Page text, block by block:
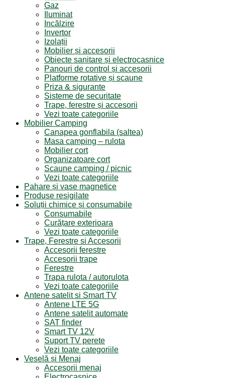
Gaz
Iluminat
Incălzire
Invertor
Izolații
Mobilier și accesorii
Obiecte sanitare și electrocasnice
Panouri de control și accesorii
Platforme rotative și scaune
Priza & sigurante
Sisteme de securitate
Trape, ferestre și accesorii
Vezi toate categoriile
Mobilier Camping
Canapea gonflabila (saltea)
Masa camping – rulota
Mobilier cort
Organizatoare cort
Scaune camping / picnic
Vezi toate categoriile
Pahare și vase magnetice
Produse resigilate
Soluții chimice și consumabile
Consumabile
Curățare exterioara
Vezi toate categoriile
Trape, Ferestre si Accesorii
Accesorii ferestre
Accesorii trape
Ferestre
Trapa rulota / autorulota
Vezi toate categoriile
Antene satelit si Smart TV
Antene LTE 5G
Antene satelit automate
SAT finder
Smart TV 12V
Suport TV perete
Vezi toate categoriile
Veselă și Menaj
Accesorii menaj